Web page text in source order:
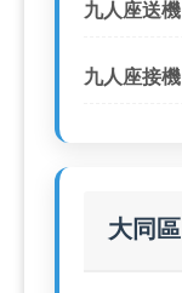
九人座送機
九人座接機
大同區